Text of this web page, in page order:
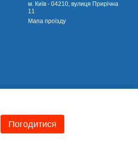
м. Київ - 04210, вулиця Прирічна
11
Мапа проїзду
Погодитися